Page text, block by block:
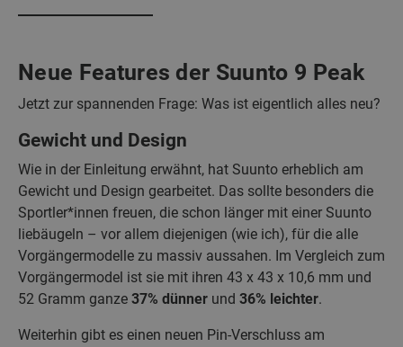
Neue Features der Suunto 9 Peak
Jetzt zur spannenden Frage: Was ist eigentlich alles neu?
Gewicht und Design
Wie in der Einleitung erwähnt, hat Suunto erheblich am
Gewicht und Design gearbeitet. Das sollte besonders die
Sportler*innen freuen, die schon länger mit einer Suunto
liebäugeln – vor allem diejenigen (wie ich), für die alle
Vorgängermodelle zu massiv aussahen. Im Vergleich zum
Vorgängermodel ist sie mit ihren 43 x 43 x 10,6 mm und
52 Gramm ganze 37% dünner und 36% leichter.
Weiterhin gibt es einen neuen Pin-Verschluss am